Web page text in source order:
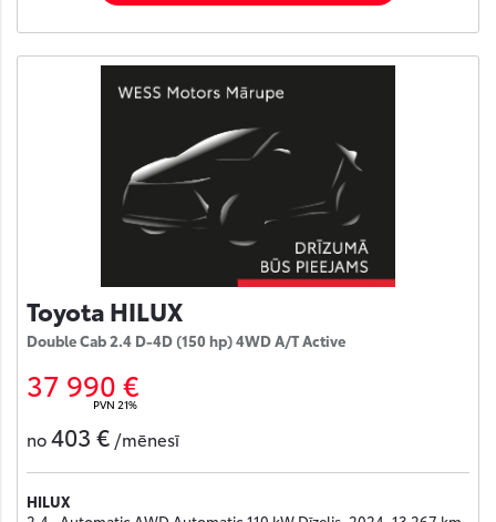
Toyota HILUX
Double Cab 2.4 D-4D (150 hp) 4WD A/T Active
37 990 €
PVN 21%
no403 € /mēnesī
HILUX